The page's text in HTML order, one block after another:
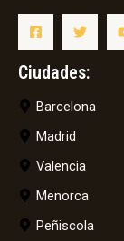
Ciudades:
Barcelona
Madrid
Valencia
Menorca
Peñiscola